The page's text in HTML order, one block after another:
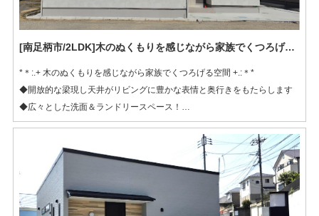
[南足柄市/2LDK]木のぬくもりを感じながら家族でくつろげる平屋
*＊:.+ 木のぬくもりを感じながら家族でくつろげる空間 +.:＊*
◆開放的な梁現し天井がリビングに豊かな表情と奥行きをもたらします
◆広々とした洗面＆ランドリースペース！
◆人気の「乾太くん」を設置済み！干す手間も時間も大幅カット！